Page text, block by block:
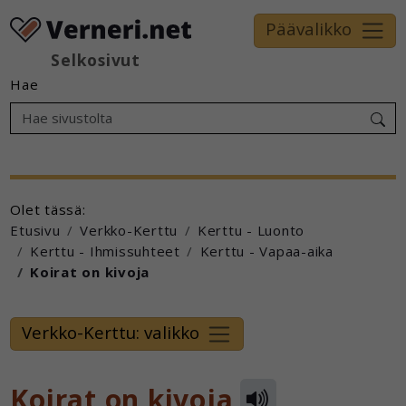
Selkosivut
Päävalikko
Hae
Olet tässä:
Etusivu
Verkko-Kerttu
Kerttu - Luonto
Kerttu - Ihmissuhteet
Kerttu - Vapaa-aika
Koirat on kivoja
Verkko-Kerttu: valikko